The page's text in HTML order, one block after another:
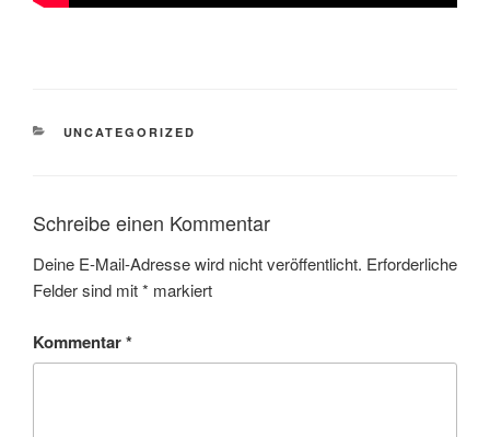
KATEGORIEN
UNCATEGORIZED
Schreibe einen Kommentar
Deine E-Mail-Adresse wird nicht veröffentlicht. Erforderliche
Felder sind mit* markiert
Kommentar*